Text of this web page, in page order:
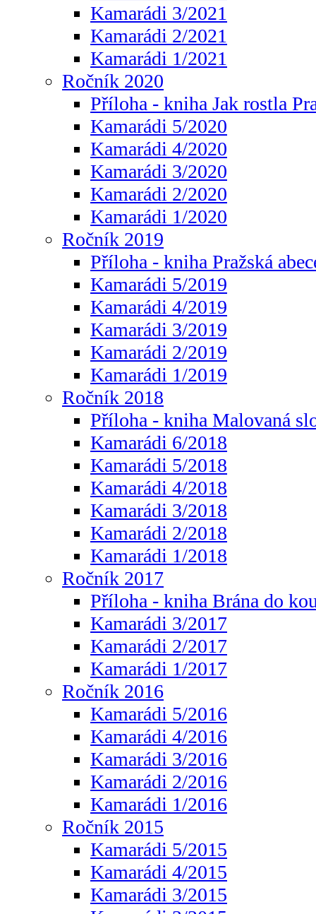
Kamarádi 3/2021
Kamarádi 2/2021
Kamarádi 1/2021
Ročník 2020
Příloha - kniha Jak rostla
Kamarádi 5/2020
Kamarádi 4/2020
Kamarádi 3/2020
Kamarádi 2/2020
Kamarádi 1/2020
Ročník 2019
Příloha - kniha Pražská
Kamarádi 5/2019
Kamarádi 4/2019
Kamarádi 3/2019
Kamarádi 2/2019
Kamarádi 1/2019
Ročník 2018
Příloha - kniha Malovaná
Kamarádi 6/2018
Kamarádi 5/2018
Kamarádi 4/2018
Kamarádi 3/2018
Kamarádi 2/2018
Kamarádi 1/2018
Ročník 2017
Příloha - kniha Brána do
Kamarádi 3/2017
Kamarádi 2/2017
Kamarádi 1/2017
Ročník 2016
Kamarádi 5/2016
Kamarádi 4/2016
Kamarádi 3/2016
Kamarádi 2/2016
Kamarádi 1/2016
Ročník 2015
Kamarádi 5/2015
Kamarádi 4/2015
Kamarádi 3/2015